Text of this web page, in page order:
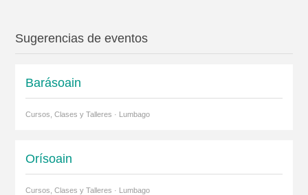
Sugerencias de eventos
Barásoain
Cursos, Clases y Talleres · Lumbago
Orísoain
Cursos, Clases y Talleres · Lumbago